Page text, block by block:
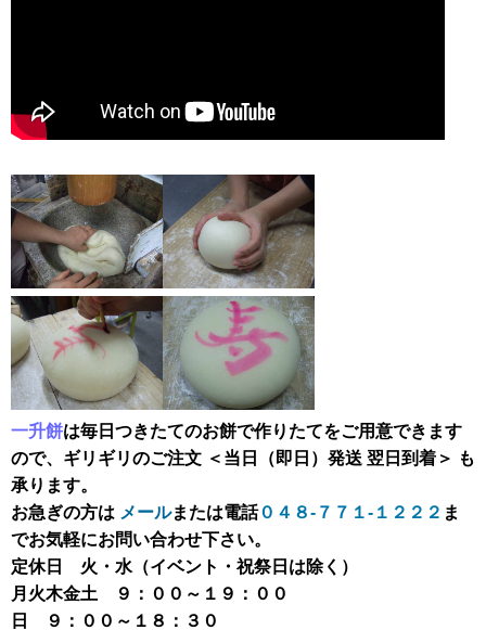
一升餅は毎日つきたてのお餅で作りたてをご用意できます
ので、ギリギリのご注文 ＜当日（即日）発送 翌日到着＞ も
承ります。
お急ぎの方は メールまたは電話０４８-７７１-１２２２ ま
でお気軽にお問い合わせ下さい。
定休日 火・水（イベント・祝祭日は除く）
月火木金土 ９：００～１９：００
日 ９：００～１８：３０